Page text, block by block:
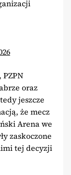
oraz
jeszcze
że mecz
Arena we
zaskoczone
tej decyzji